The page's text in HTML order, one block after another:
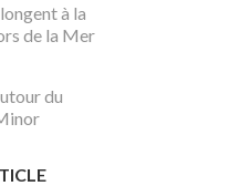
à la
de la Mer
du